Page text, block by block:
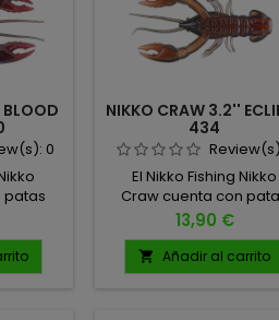
0
patas
NIKKO CRAW 3.2''
434
El Nikko Fishing Nikko
Craw cuenta con
ultra realistas, antenas,
ángulos de cuerpo
arqueado y una
amplia de sus
Precio
13,90 €
 Añadir al carrito